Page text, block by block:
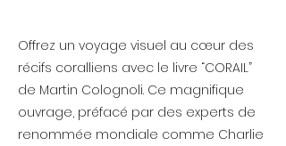
Offrez un voyage visuel au cœur des
récifs coralliens avec le livre “CORAIL”
de Martin Colognoli. Ce magnifique
ouvrage, préfacé par des experts de
renommée mondiale comme Charlie